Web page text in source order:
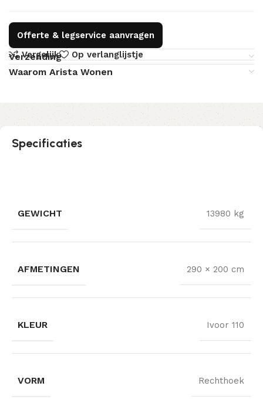
Offerte & legservice aanvragen
Vergelijk
Op verlanglijstje
Verzending
Waarom Arista Wonen
Specificaties
GEWICHT 13980 kg
AFMETINGEN 290 × 200 cm
KLEUR Ivoor 110
VORM Rechthoek